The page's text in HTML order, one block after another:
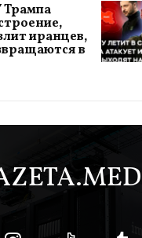
Трампа
иранцев,
в